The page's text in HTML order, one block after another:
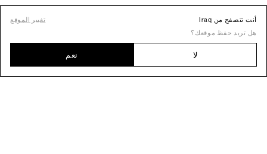
أنت تتصفح من Iraq
تغيير الموقع
هل تريد حفظ موقعك؟
لا نعم